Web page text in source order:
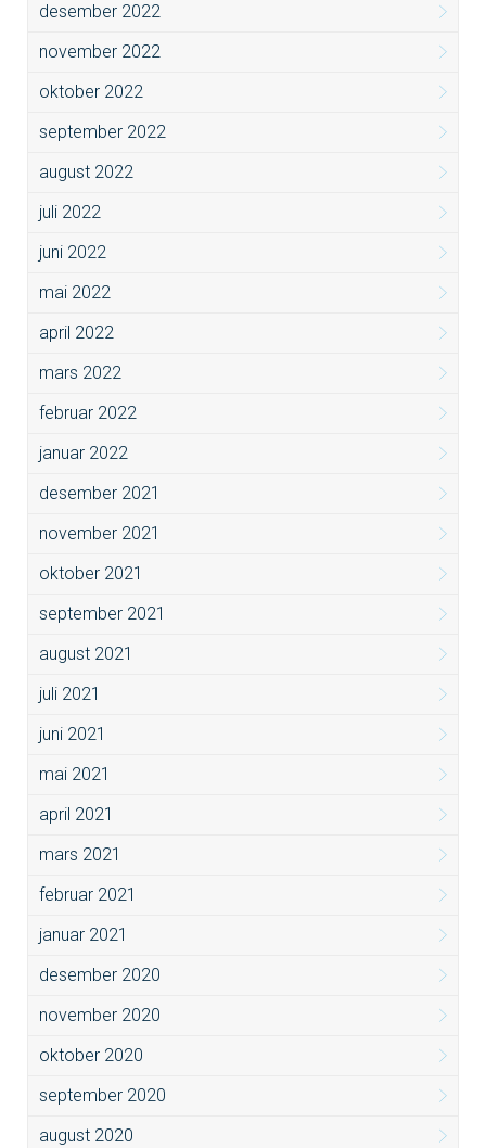
desember 2022
november 2022
oktober 2022
september 2022
august 2022
juli 2022
juni 2022
mai 2022
april 2022
mars 2022
februar 2022
januar 2022
desember 2021
november 2021
oktober 2021
september 2021
august 2021
juli 2021
juni 2021
mai 2021
april 2021
mars 2021
februar 2021
januar 2021
desember 2020
november 2020
oktober 2020
september 2020
august 2020